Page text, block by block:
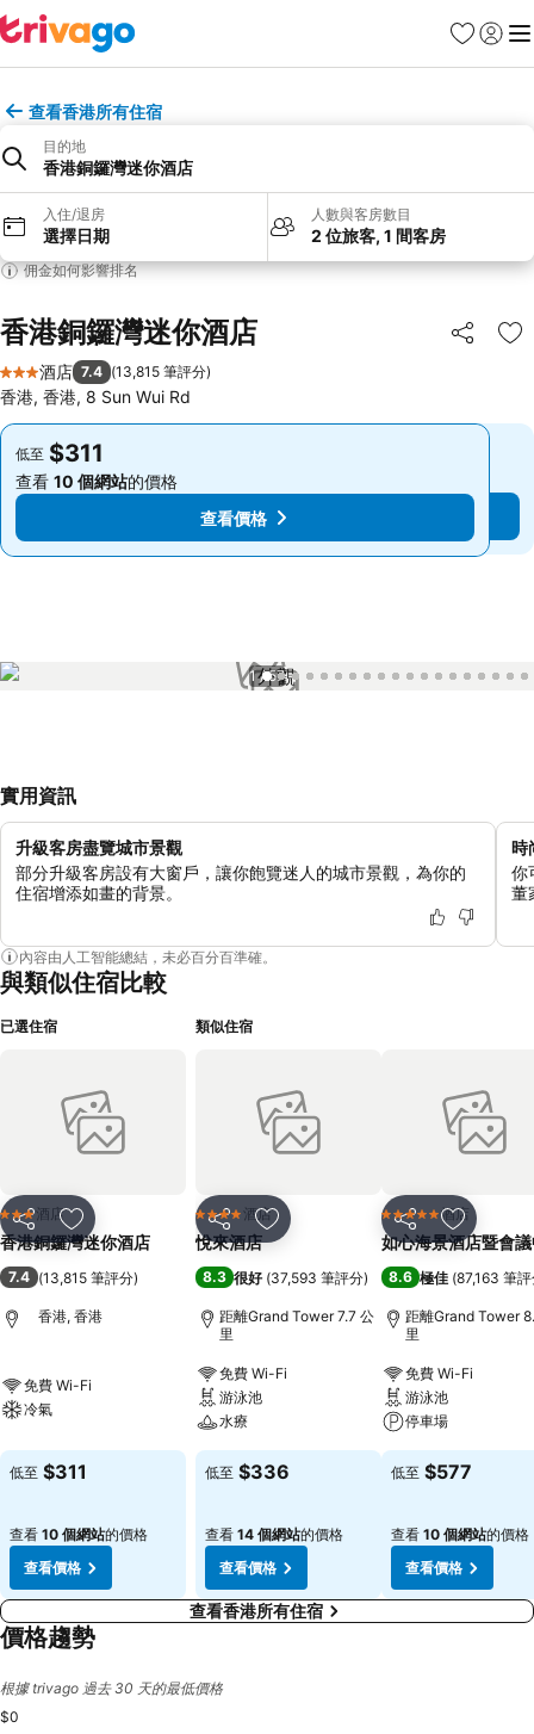
收藏夾
登入 選
查看香港所有住宿
目的地
香港銅鑼灣迷你酒店
入住/退房
選擇日期
人數與客房數目
2 位旅客, 1 間客房
佣金如何影響排名
香港銅鑼灣迷你酒店 分享
放
3 星級
酒店 7.4 (13,815 筆評分)
香港, 香港, 8 Sun Wui Rd
低至 $311
查看 10 個網站的價格
查看價格
低至 $311
查看 10 個網站的價格
查看價格
1 / 57
實用資訊
升級客房盡覽城市景觀
部分升級客房設有大窗戶，讓你飽覽迷人的城市景觀，為你的
住宿增添如畫的背景。
時
你
董
內容由人工智能總結，未必百分百準確。
與類似住宿比較
已選住宿
分享 放到收藏夾
3 星級酒店
香港銅鑼灣迷你酒店
7.4 (13,815 筆評分)
香港, 香港
免費 Wi-Fi
冷氣
低至 $311
查看 10 個網站的價格
查看價格
類似住宿
分享 放到收藏夾
4 星級 酒店
悅來酒店
8.3 很好 (37,593 筆評分)
距離Grand Tower 7.7 公
里
免費 Wi-Fi
游泳池
水療
低至 $336
查看 14 個網站的價格
查看價格
分享 放到收藏
5 星級 酒店
如心海景酒店暨會
8.6 極佳 (87,163 筆
距離Grand Tower
里
免費 Wi-Fi
游泳池
停車場
低至 $577
查看 10 個網站的價格
查看價格
查看香港所有住宿
價格趨勢
根據 trivago 過去 30 天的最低價格
$0